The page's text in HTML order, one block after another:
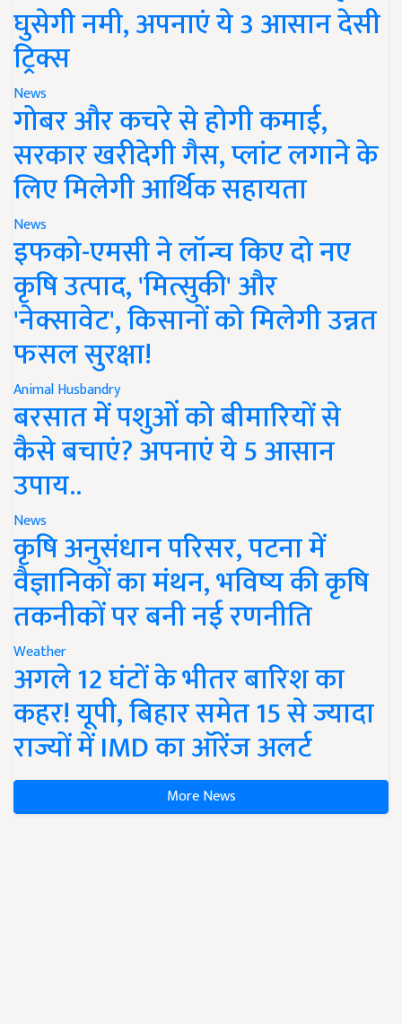
घुसेगी नमी, अपनाएं ये 3 आसान देसी
ट्रिक्स
News
गोबर और कचरे से होगी कमाई,
सरकार खरीदेगी गैस, प्लांट लगाने के
लिए मिलेगी आर्थिक सहायता
News
इफको-एमसी ने लॉन्च किए दो नए
कृषि उत्पाद, 'मित्सुकी' और
'नेक्सावेट', किसानों को मिलेगी उन्नत
फसल सुरक्षा!
Animal Husbandry
बरसात में पशुओं को बीमारियों से
कैसे बचाएं? अपनाएं ये 5 आसान
उपाय..
News
कृषि अनुसंधान परिसर, पटना में
वैज्ञानिकों का मंथन, भविष्य की कृषि
तकनीकों पर बनी नई रणनीति
Weather
अगले 12 घंटों के भीतर बारिश का
कहर! यूपी, बिहार समेत 15 से ज्यादा
राज्यों में IMD का ऑरेंज अलर्ट
More News